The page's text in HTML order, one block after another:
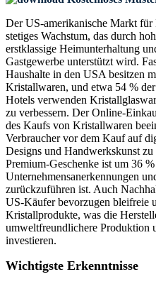
Der US-amerikanische Markt
stetiges Wachstum, das durch
erstklassige Heimunterhaltung
Gastgewerbe unterstützt wird.
Haushalte in den USA besitzen
Kristallwaren, und etwa 54 %
Hotels verwenden
zu verbessern. Der Online-
des Kaufs von Kristallwaren
Verbraucher vor dem Kauf auf
Designs und Handwerkskunst
Premium-Geschenke ist um 36
Unternehmensanerkennungen
zurückzuführen ist. Auch
US-Käufer bevorzugen bleifreie
Kristallprodukte, was die
umweltfreundlichere Produktion
investieren.
Wichtigste Erkenntnisse